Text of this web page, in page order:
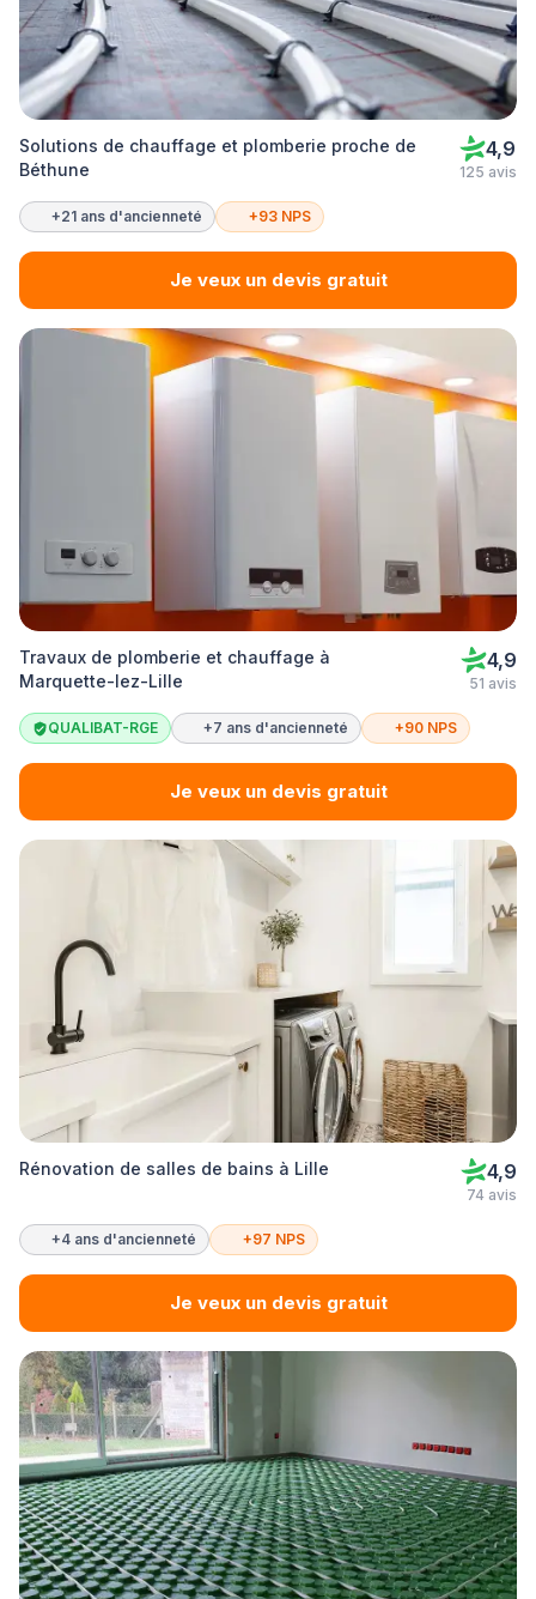
Solutions de chauffage et plomberie proche de
Béthune
4,9
125 avis
+21 ans d'ancienneté +93 NPS
Je veux un devis gratuit
Travaux de plomberie et chauffage à
Marquette-lez-Lille
4,9
51 avis
QUALIBAT-RGE +7 ans d'ancienneté +90 NPS
Je veux un devis gratuit
Rénovation de salles de bains à Lille 4,9
74 avis
+4 ans d'ancienneté +97 NPS
Je veux un devis gratuit